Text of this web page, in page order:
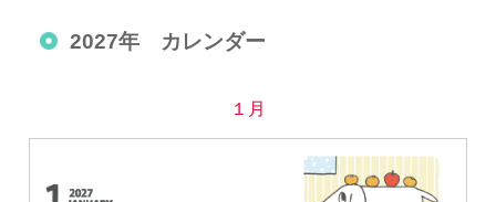
2027年 カレンダー
１月